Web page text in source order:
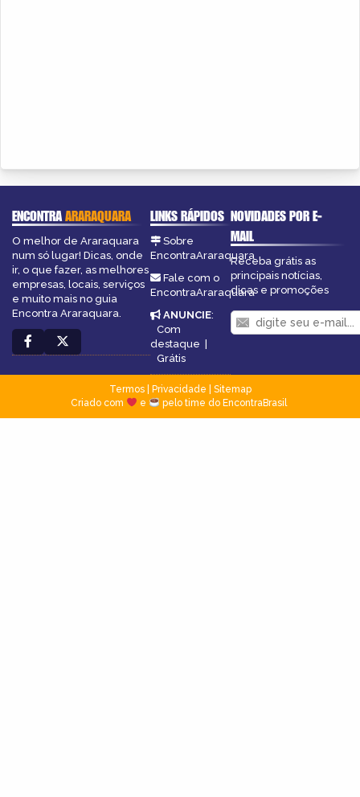
ENCONTRAARARAQUARA
O melhor de Araraquara
num só lugar! Dicas, onde
ir, o que fazer, as melhores
empresas, locais, serviços
e muito mais no guia
Encontra Araraquara.
LINKS RÁPIDOS
Sobre
EncontraAraraquara
Fale com o
EncontraAraraquara
ANUNCIE:
Com
destaque |
Grátis
NOVIDADES POR E-
MAIL
Receba grátis as
principais notícias,
dicas e promoções
Termos| Privacidade
Sitemap
Criado com
e pelo time do EncontraBrasil